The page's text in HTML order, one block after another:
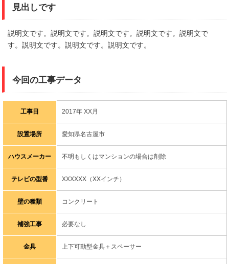
見出しです
説明文です。説明文です。説明文です。説明文です。説明文で
す。説明文です。説明文です。説明文です。
今回の工事データ
工事日 2017年 XX月
設置場所 愛知県名古屋市
ハウスメーカー 不明もしくはマンションの場合は削除
テレビの型番 XXXXXX（XXインチ）
壁の種類 コンクリート
補強工事 必要なし
金具 上下可動型金具＋スペーサー